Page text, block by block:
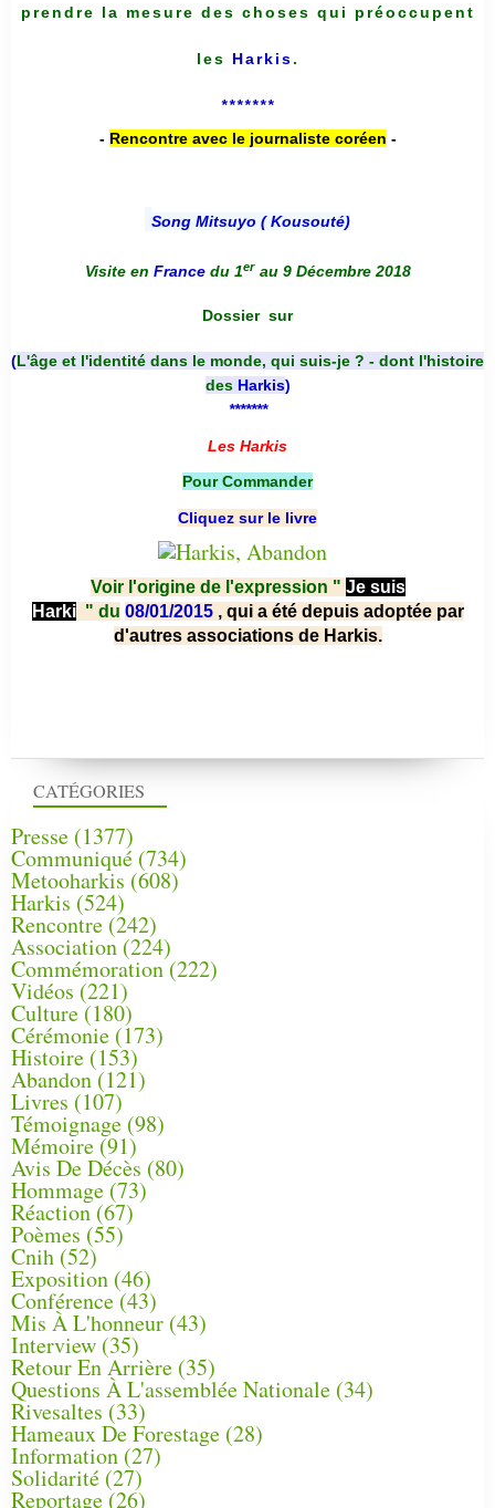
CATÉGORIES
Presse (1377)
Communiqué (734)
Metooharkis (608)
Harkis (524)
Rencontre (242)
Association (224)
Commémoration(222)
Vidéos (221)
Culture(180)
Cérémonie (173)
Histoire (153)
Abandon(121)
Livres (107)
Témoignage (98)
Mémoire (91)
Avis De Décès (80)
Hommage (73)
Réaction(67)
Poèmes (55)
Cnih (52)
Exposition (46)
Conférence(43)
Mis À L'honneur (43)
Interview (35)
Retour En Arrière (35)
Questions À L'assemblée Nationale (34)
Rivesaltes (33)
Hameaux De Forestage (28)
Information (27)
Solidarité (27)
Reportage(26)
prendre la mesure des choses qui préoccupent
les Harkis.
*******
- Rencontre avec le journaliste coréen -
Song Mitsuyo ( Kousouté)
Visite en France du 1er au 9 Décembre 2018
Dossier sur
(L'âge et l'identité dans le monde, qui suis-je ? - dont l'histoire
des Harkis)
*******
Les Harkis
Pour Commander
Cliquez sur le livre
Voir l'origine de l'expression " Je suis
Harki " du 08/01/2015 , qui a été depuis adoptée par
d'autres associations de Harkis.